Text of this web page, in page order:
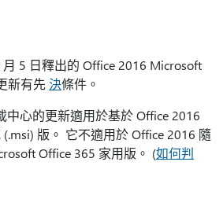
5 日釋出的 Office 2016 Microsoft
新有先 決條件。
中心的更新適用於基於 Office 2016
版。 它不適用於 Office 2016 隨
Office 365 家用版。 (如何判